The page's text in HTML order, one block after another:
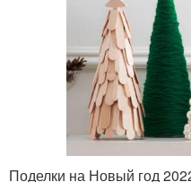
Поделки на Новый год